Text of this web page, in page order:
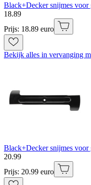
Black+Decker snijmes
18.89
Prijs: 18.89 euro
Bekijk alles in vervanging
Black+Decker snijmes
20.99
Prijs: 20.99 euro